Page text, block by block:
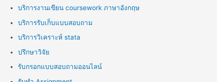
บริการงานเขียน coursework ภาษาอังกฤษ
บริการรับเก็บแบบสอบถาม
บริการวิเคราะห์ stata
ปรึกษาวิจัย
รับกรอกแบบสอบถามออนไลน์